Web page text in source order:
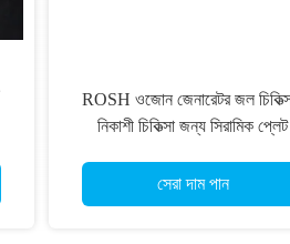
ডাবল সাইড ডিসচার্জ ওজোন প্লেট
অ্যালুমিনিয়াম উপাদান
সেরা দাম পান